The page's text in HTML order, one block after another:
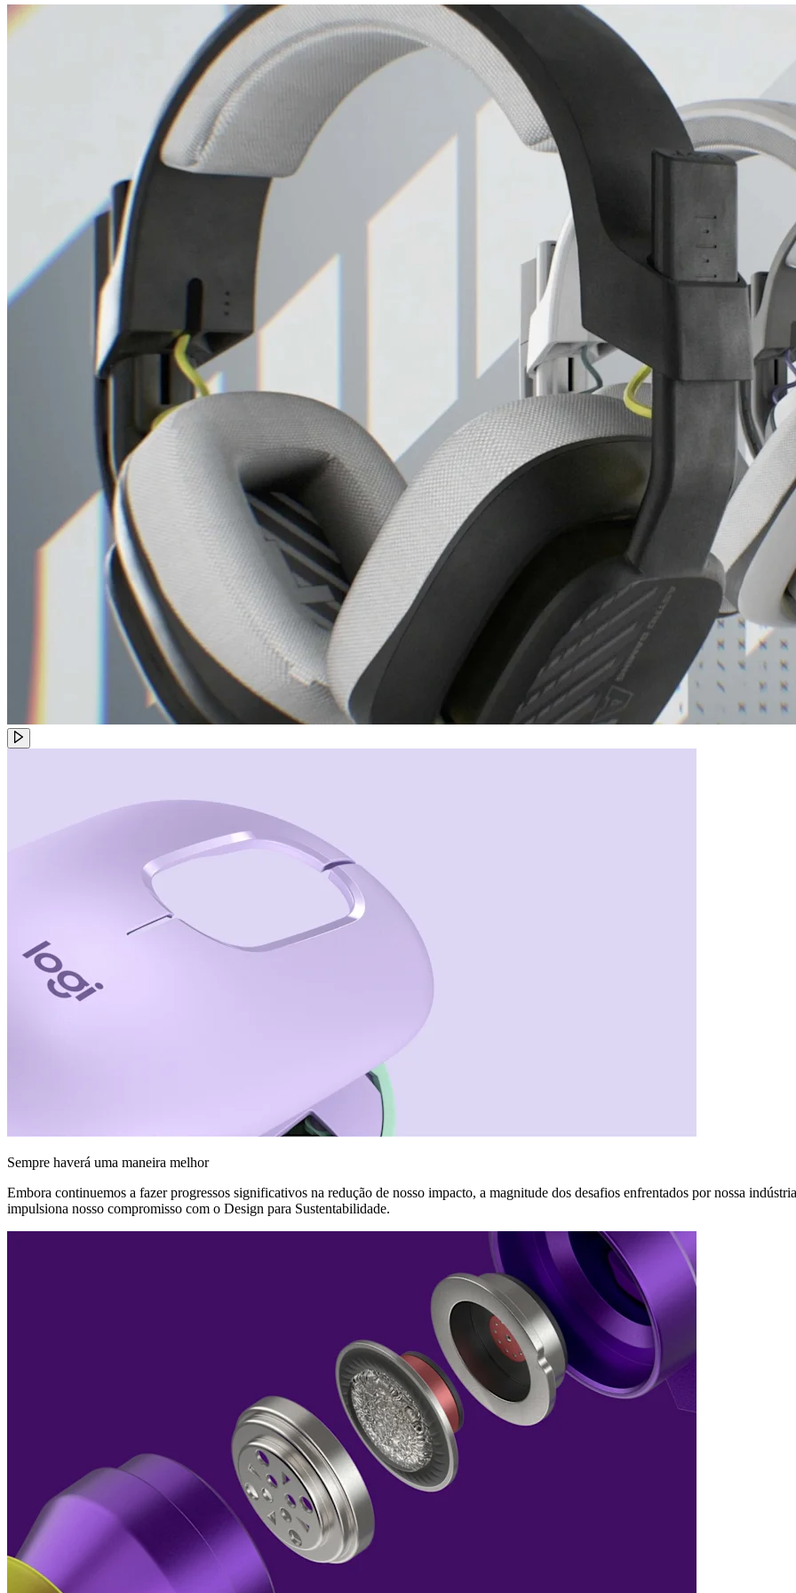
Sempre haverá uma maneira melhor
Embora continuemos a fazer progressos significativos na redução de nosso impacto, a magnitude dos desafios enfrentados por nossa
impulsiona nosso compromisso com o Design para Sustentabilidade.